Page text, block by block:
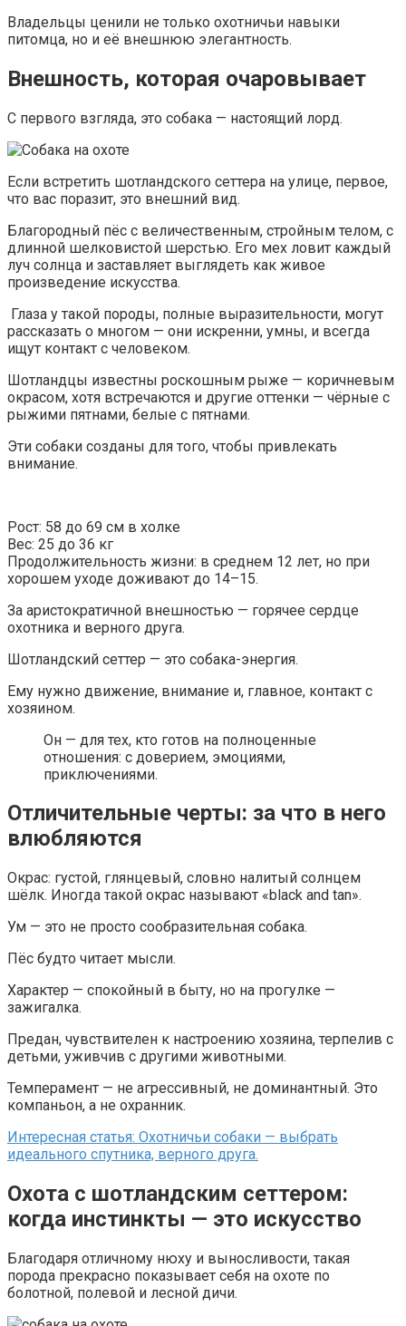
Владельцы ценили не только охотничьи навыки
питомца, но и её внешнюю элегантность.
Внешность, которая очаровывает
С первого взгляда, это собака — настоящий лорд.
Если встретить шотландского сеттера на улице, первое,
что вас поразит, это внешний вид.
Благородный пёс с величественным, стройным телом, с
длинной шелковистой шерстью. Его мех ловит каждый
луч солнца и заставляет выглядеть как живое
произведение искусства.
Глаза у такой породы, полные выразительности, могут
рассказать о многом — они искренни, умны, и всегда
ищут контакт с человеком.
Шотландцы известны роскошным рыже — коричневым
окрасом, хотя встречаются и другие оттенки — чёрные с
рыжими пятнами, белые с пятнами.
Эти собаки созданы для того, чтобы привлекать
внимание.
Рост: 58 до 69 см в холке
Вес: 25 до 36 кг
Продолжительность жизни: в среднем 12 лет, но при
хорошем уходе доживают до 14–15.
За аристократичной внешностью — горячее сердце
охотника и верного друга.
Шотландский сеттер — это собака-энергия.
Ему нужно движение, внимание и, главное, контакт с
хозяином.
Он — для тех, кто готов на полноценные
отношения: с доверием, эмоциями,
приключениями.
Отличительные черты: за что в него
влюбляются
Окрас: густой, глянцевый, словно налитый солнцем
шёлк. Иногда такой окрас называют «black and tan».
Ум — это не просто сообразительная собака.
Пёс будто читает мысли.
Характер — спокойный в быту, но на прогулке —
зажигалка.
Предан, чувствителен к настроению хозяина, терпелив с
детьми, уживчив с другими животными.
Темперамент — не агрессивный, не доминантный. Это
компаньон, а не охранник.
Интересная статья: Охотничьи собаки — выбрать
идеального спутника, верного друга.
Охота с шотландским сеттером:
когда инстинкты — это искусство
Благодаря отличному нюху и выносливости, такая
порода прекрасно показывает себя на охоте по
болотной, полевой и лесной дичи.